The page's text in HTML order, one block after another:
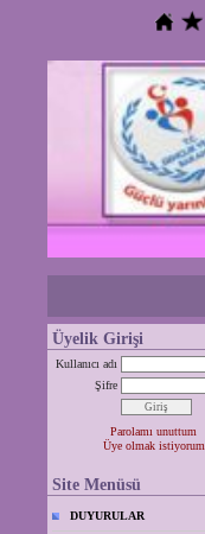
Üyelik Girişi
Kullanıcı adı
Şifre
Parolamı unuttum
Üye olmak istiyorum
Site Menüsü
DUYURULAR